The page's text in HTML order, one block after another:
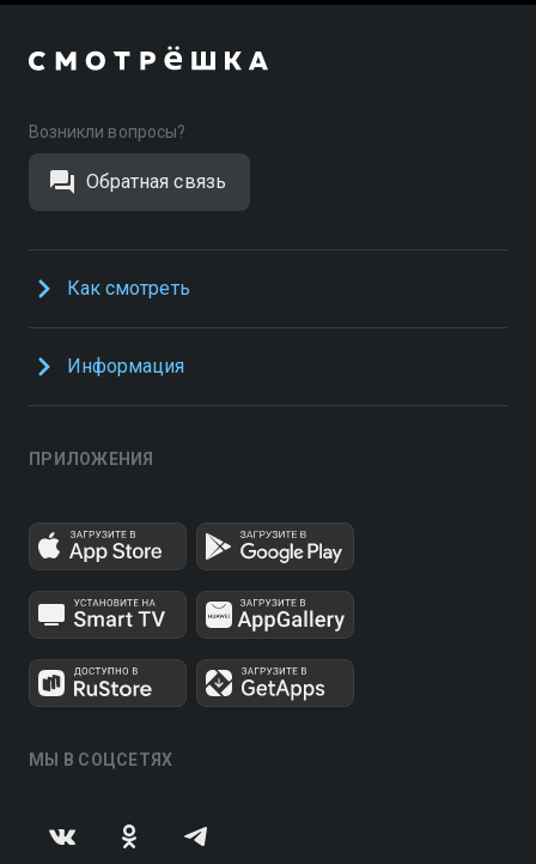
Возникли вопросы?
Обратная связь
Как смотреть
Информация
ПРИЛОЖЕНИЯ
МЫ В СОЦСЕТЯХ